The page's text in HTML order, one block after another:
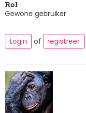
Rol
Gewone gebruiker
Login of registreer